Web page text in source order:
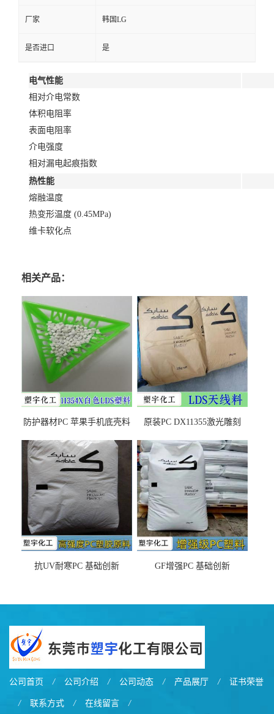
厂家 韩国LG
是否进口 是
电气性能
相对介电常数
体积电阻率
表面电阻率
介电强度
相对漏电起痕指数
热性能
熔融温度
热变形温度 (0.45MPa)
维卡软化点
相关产品：
防护器材PC 苹果手机底壳料
之忧
原装PC DX11355激光雕刻
抗UV耐寒PC 基础创新
GF增强PC 基础创新
公司首页 / 公司介绍 / 公司动态 / 产品展厅 / 证书荣誉
/ 联系方式 / 在线留言 /